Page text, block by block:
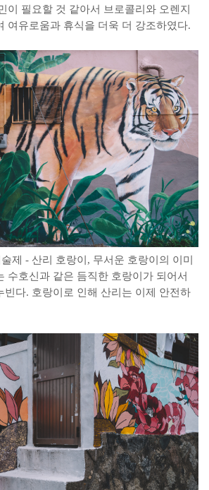
이 필요할 것 같아서 브로콜리와 오렌지
여유로움과 휴식을 더욱 더 강조하였다.
제 - 산리 호랑이, 무서운 호랑이의 이미
수호신과 같은 듬직한 호랑이가 되어서
빈다. 호랑이로 인해 산리는 이제 안전하